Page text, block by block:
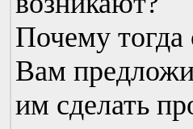
Почему тогда
Вам
им сделать